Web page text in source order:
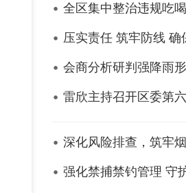
全区集中整治违规吃
压实责任 筑牢防线 确
会商分析研判强降雨
雷欣主持召开区委第
深化风险排查，筑牢
强化禁捕禁钓管理 守